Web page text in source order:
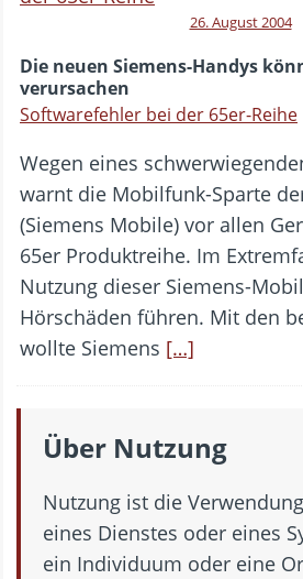
26. August 2004
Die neuen Siemens-Handys
verursachen
Softwarefehler bei der 65er-Reihe
Wegen eines
warnt die Mobilfunk-Sparte
(Siemens Mobile) vor allen
65er Produktreihe. Im
Nutzung dieser Siemens-
Hörschäden führen. Mit den
wollte Siemens […]
Über Nutzung
Nutzung ist die
eines Dienstes oder eines
ein Individuum oder eine